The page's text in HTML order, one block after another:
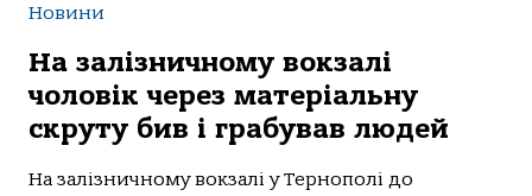
Новини
На залізничному вокзалі
чоловік через матеріальну
скруту бив і грабував людей
На залізничному вокзалі у Тернополі до